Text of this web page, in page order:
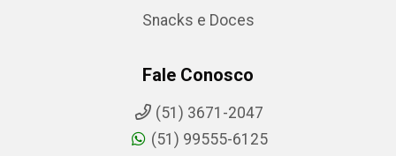
Snacks e Doces
Fale Conosco
(51) 3671-2047
(51) 99555-6125